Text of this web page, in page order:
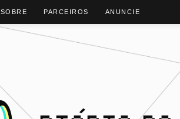
SOBRE PARCEIROS ANUNCIE